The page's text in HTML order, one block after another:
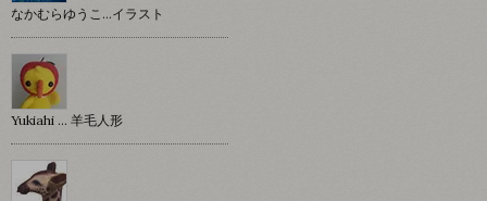
なかむらゆうこ…イラスト
Yukiahi … 羊毛人形